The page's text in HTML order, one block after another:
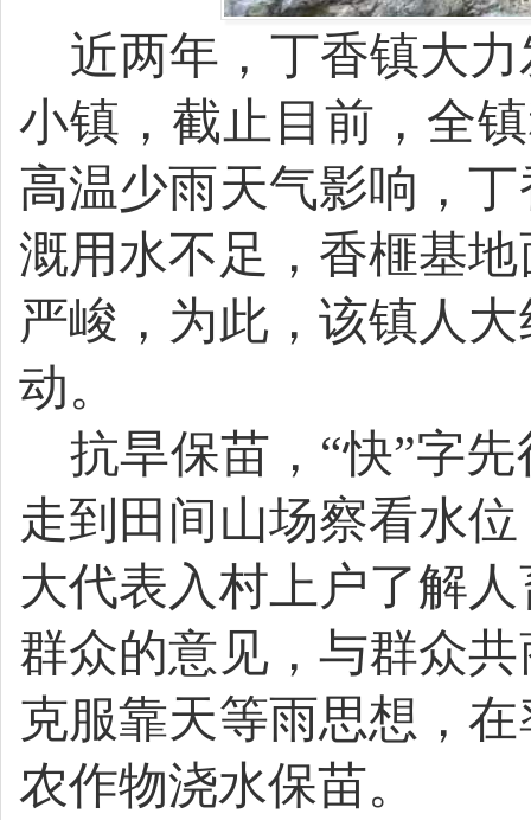
近两年 ， 丁香镇大
小镇， 截止目前，全镇
高温少雨天气影响，丁
溉用水不足，香榧基
严峻， 为此，该镇人大
动。
抗旱保苗，“快”字先
走到田间山场察看水位
大代表入村上户了解
群众的意见，与群众
克服靠天等雨思想，在
农作物浇水保苗。